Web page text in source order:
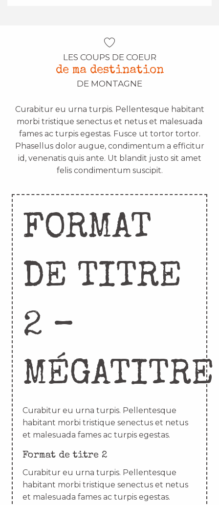
LES COUPS DE COEUR
de ma destination
DE MONTAGNE
Curabitur eu urna turpis. Pellentesque habitant
morbi tristique senectus et netus et malesuada
fames ac turpis egestas. Fusce ut tortor tortor.
Phasellus dolor augue, condimentum a efficitur
id, venenatis quis ante. Ut blandit justo sit amet
felis condimentum suscipit.
FORMAT
DE TITRE
2 –
MÉGATITRE
Curabitur eu urna turpis. Pellentesque
habitant morbi tristique senectus et netus
et malesuada fames ac turpis egestas.
Format de titre 2
Curabitur eu urna turpis. Pellentesque
habitant morbi tristique senectus et netus
et malesuada fames ac turpis egestas.